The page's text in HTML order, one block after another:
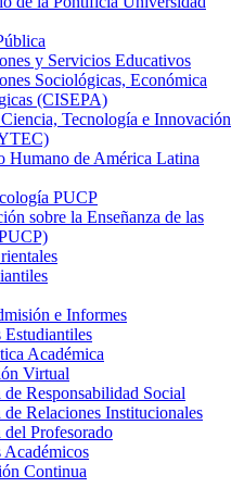
y Servicios Educativos
Sociológicas, Económica
(CISEPA)
Tecnología e Innovación
Humano de América Latina
PUCP
sobre la Enseñanza de las
e Informes
Académica
Virtual
Responsabilidad Social
Relaciones Institucionales
Profesorado
Continua